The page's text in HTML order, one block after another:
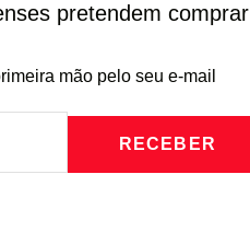
pretendem comprar
mão pelo seu e-mail
RECEBER